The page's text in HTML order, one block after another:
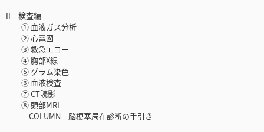
II 検査編
① 血液ガス分析
② 心電図
③ 救急エコー
④ 胸部X線
⑤ グラム染色
⑥ 血液検査
⑦ CT読影
⑧ 頭部MRI
COLUMN 脳梗塞局在診断の手引き